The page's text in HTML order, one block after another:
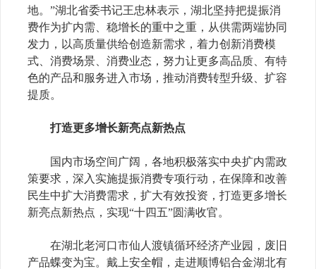
地。”湖北省委书记王忠林表示，湖北坚持把提振消
费作为扩内需、稳增长的重中之重，从供需两端协同
发力，以高质量供给创造新需求，着力创新消费模
式、消费场景、消费业态，努力让更多高品质、有特
色的产品和服务进入市场，推动消费转型升级、扩容
提质。
打造更多增长新亮点新热点
国内市场空间广阔，各地积极落实中央扩内需政
策要求，深入实施提振消费专项行动，在保障和改善
民生中扩大消费需求，扩大有效投资，打造更多增长
新亮点新热点，实现“十四五”圆满收官。
在湖北老河口市仙人渡镇循环经济产业园，废旧
产品蝶变为宝。戴上安全帽，走进顺博铝合金湖北有